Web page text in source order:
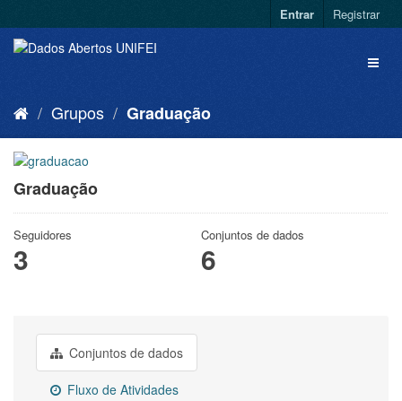
Entrar Registrar
Grupos Graduação
Graduação
Seguidores
3
Conjuntos de dados
6
Conjuntos de dados
Fluxo de Atividades